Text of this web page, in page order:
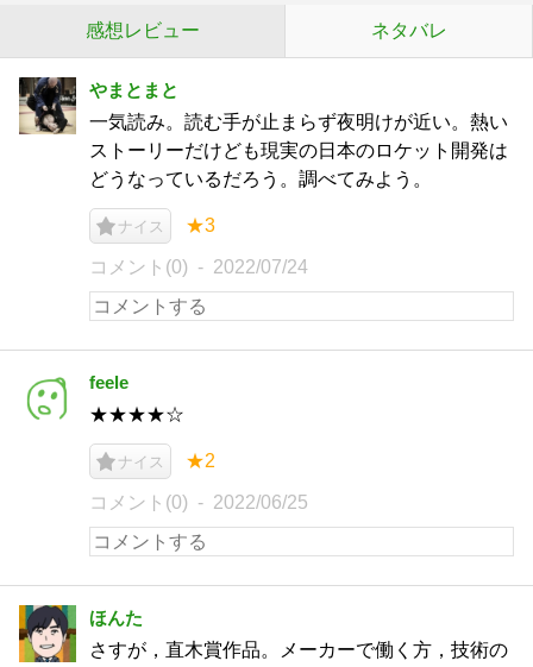
感想レビュー ネタバレ
やまとまと
一気読み。読む手が止まらず夜明けが近い。熱い
ストーリーだけども現実の日本のロケット開発は
どうなっているだろう。調べてみよう。
ナイス ★3
コメント(0) 2022/07/24
feele
★★★★☆
ナイス ★2
コメント(0) 2022/06/25
ほんた
さすが，直木賞作品。メーカーで働く方，技術の